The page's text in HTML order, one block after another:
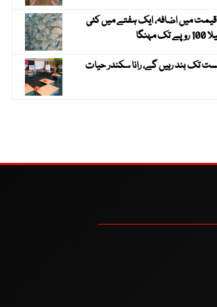
میں اضافہ، ایک ہفتے میں کئی